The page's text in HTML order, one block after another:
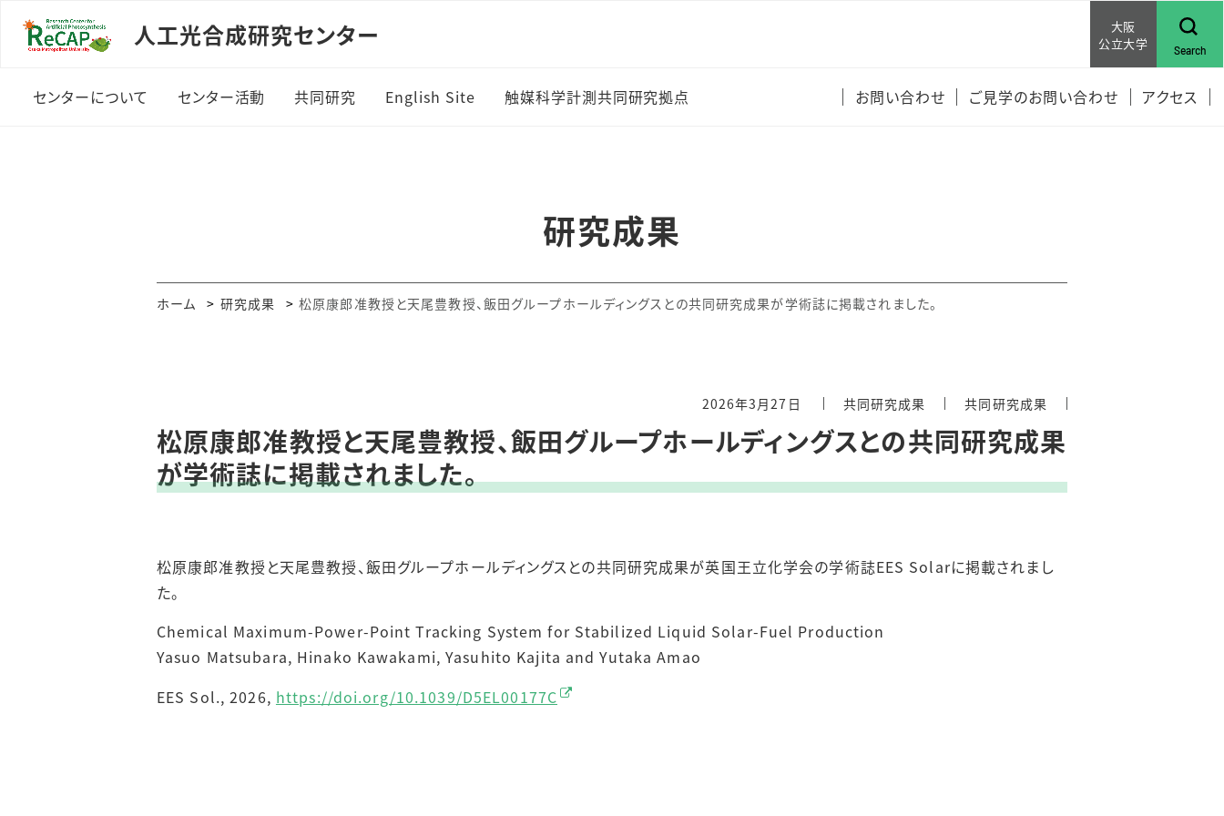
人工光合成研究センター
大阪
公立大学
Search
センターについて センター活動
活動の記録
共同研究 English Site 触媒科学計測共同研究拠点 お問い合わせ ご見学のお問い合わせ アクセス
研究成果
ホーム 研究成果 松原康郎准教授と天尾豊教授、飯田グループホールディングスとの共同研究成果が学術誌に掲載されました。
2026年3月27日 共同研究成果 共同研究成果
松原康郎准教授と天尾豊教授、飯田グループホールディングスとの共同研究成果
が学術誌に掲載されました。
松原康郎准教授と天尾豊教授、飯田グループホールディングスとの共同研究成果が英国王立化学会の学術誌EES Solarに掲載されまし
た。
Chemical Maximum-Power-Point Tracking System for Stabilized Liquid Solar-Fuel Production
Yasuo Matsubara, Hinako Kawakami, Yasuhito Kajita and Yutaka Amao
EES Sol., 2026, https://doi.org/10.1039/D5EL00177C